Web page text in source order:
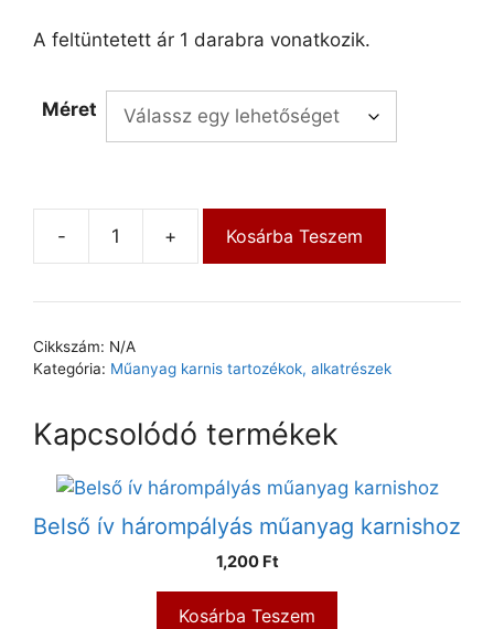
A feltüntetett ár 1 darabra vonatkozik.
Méret
- + Kosárba Teszem
Cikkszám: N/A
Kategória: Műanyag karnis tartozékok, alkatrészek
Kapcsolódó termékek
Belső ív hárompályás műanyag karnishoz
1,200 Ft
Kosárba Teszem